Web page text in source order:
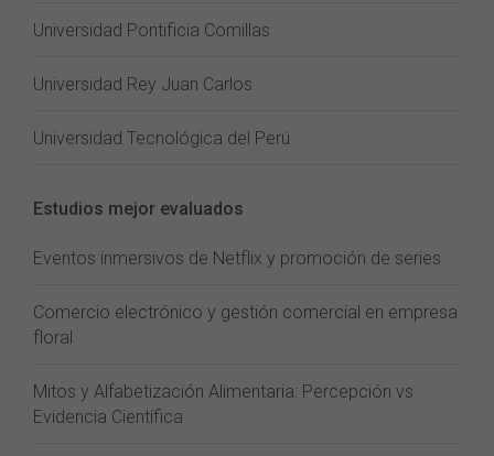
Universidad Pontificia Comillas
Universidad Rey Juan Carlos
Universidad Tecnológica del Perú
Estudios mejor evaluados
Eventos inmersivos de Netflix y promoción de series
Comercio electrónico y gestión comercial en empresa
floral
Mitos y Alfabetización Alimentaria: Percepción vs
Evidencia Científica